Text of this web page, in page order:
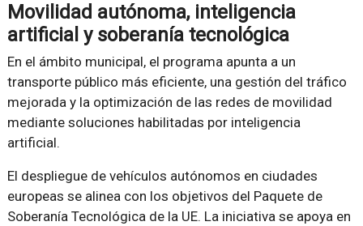
Movilidad autónoma, inteligencia
artificial y soberanía tecnológica
En el ámbito municipal, el programa apunta a un
transporte público más eficiente, una gestión del tráfico
mejorada y la optimización de las redes de movilidad
mediante soluciones habilitadas por inteligencia
artificial.
El despliegue de vehículos autónomos en ciudades
europeas se alinea con los objetivos del Paquete de
Soberanía Tecnológica de la UE. La iniciativa se apoya en